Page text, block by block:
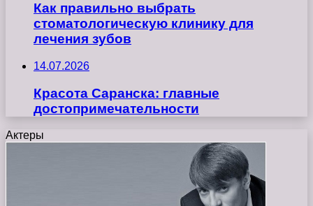
Как правильно выбрать
стоматологическую клинику для
лечения зубов
14.07.2026
Красота Саранска: главные
достопримечательности
Актеры